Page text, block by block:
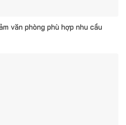
văn phòng phù hợp nhu cầu